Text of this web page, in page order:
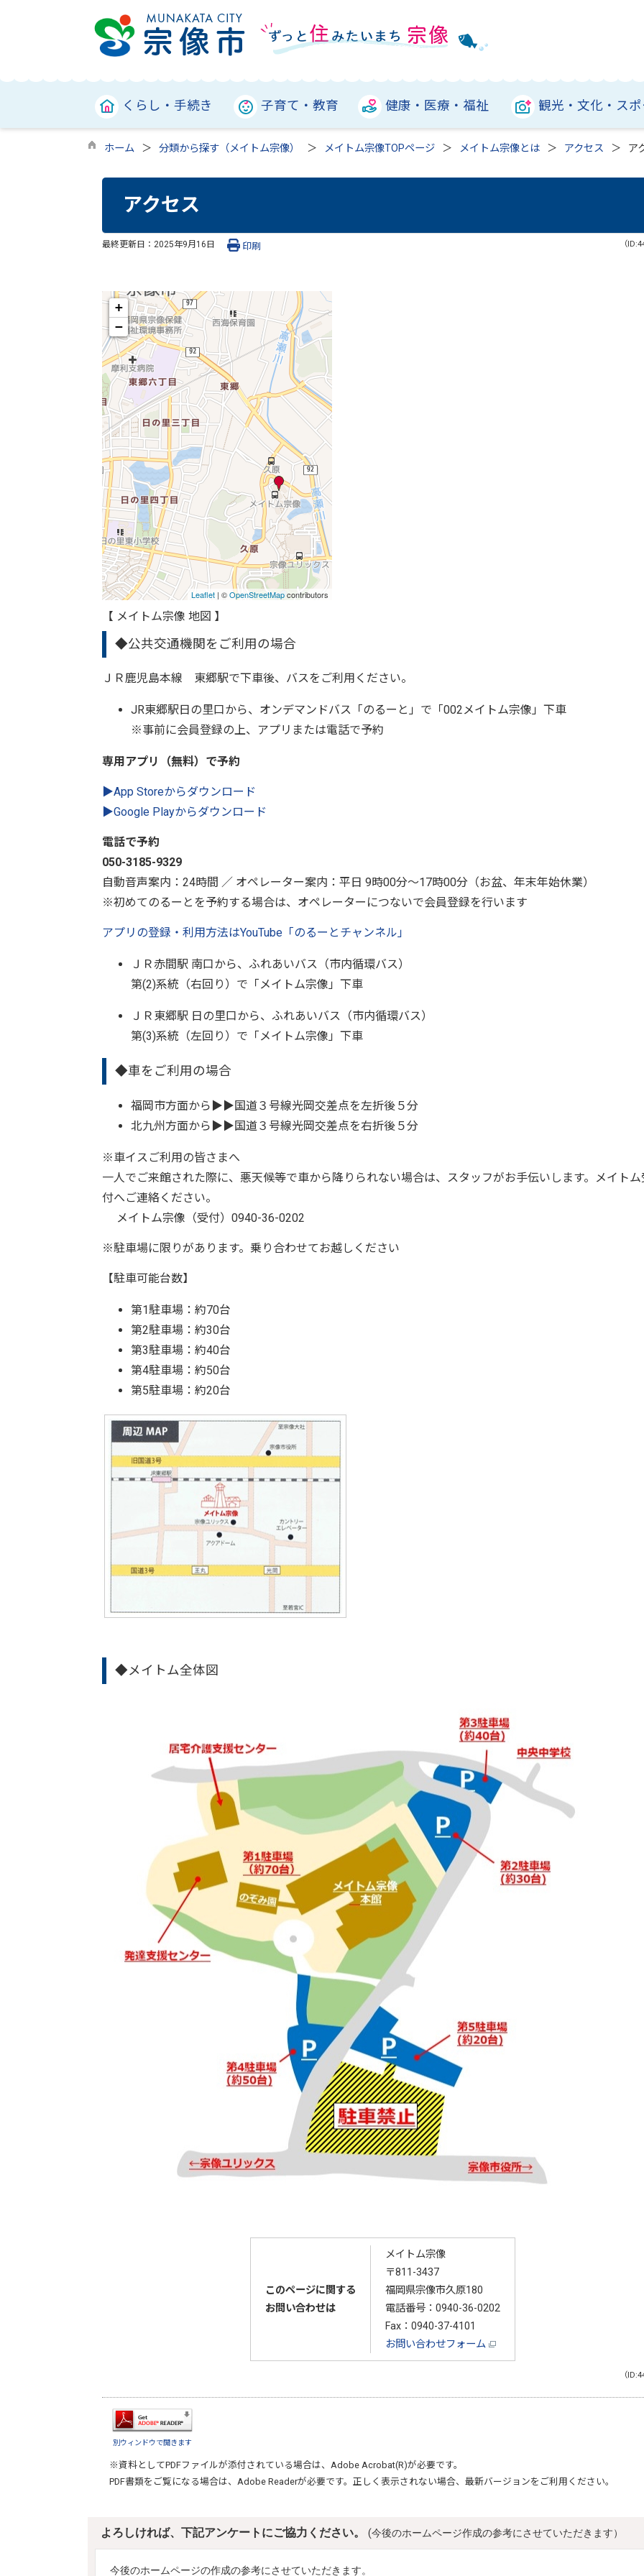
くらし・手続き 子育て・教育 健康・医療・福祉 観光・文化・ス
ホーム 分類から探す（メイトム宗像） メイトム宗像TOPページ メイトム宗像とは アクセス ア
アクセス
最終更新日： 2025年9月16日 （
印刷
【 メイトム宗像 地図 】
◆公共交通機関をご利用の場合
ＪＲ鹿児島本線 東郷駅で下車後、バスをご利用ください。
JR東郷駅日の里口から、オンデマンドバス「のるーと」で「002メイトム宗像」下車
※事前に会員登録の上、アプリまたは電話で予約
専用アプリ（無料） で予約
▶︎App Storeからダウンロード
▶︎Google Playからダウンロード
電話で予約
050-3185-9329
自動音声案内：24時間 ／ オペレーター案内：平日 9時00分〜17時00分（お盆、年末年始休業）
※初めてのるーとを予約する場合は、オペレーターにつないで会員登録を行います
アプリの登録・利用方法はYouTube「のるーとチャンネル」
ＪＲ赤間駅 南口から、ふれあいバス（市内循環バス）
第(2)系統（右回り）で「メイトム宗像」下車
ＪＲ東郷駅 日の里口から、ふれあいバス（市内循環バス）
第(3)系統（左回り）で「メイトム宗像」下車
◆車をご利用の場合
福岡市方面から▶︎▶︎国道３号線光岡交差点を左折後５分
北九州方面から▶︎▶︎国道３号線光岡交差点を右折後５分
※車イスご利用の皆さまへ
一人でご来館された際に、悪天候等で車から降りられない場合は、スタッフがお手伝いします。メイトム
付へご連絡ください。
メイトム宗像（受付）0940-36-0202
※駐車場に限りがあります。乗り合わせてお越しください
【駐車可能台数】
第1駐車場：約70台
第2駐車場：約30台
第3駐車場：約40台
第4駐車場：約50台
第5駐車場：約20台
◆メイトム全体図
このページに関する
お問い合わせは
メイトム宗像
〒811-3437
福岡県宗像市久原180
電話番号： 0940-36-0202
Fax：0940-37-4101
お問い合わせフォーム
（
別ウィンドウで開きます
※資料としてPDFファイルが添付されている場合は、 Adobe Acrobat(R)が必要です。
PDF書類をご覧になる場合は、 Adobe Readerが必要です。正しく表示されない場合、最新バージョンをご利用ください。